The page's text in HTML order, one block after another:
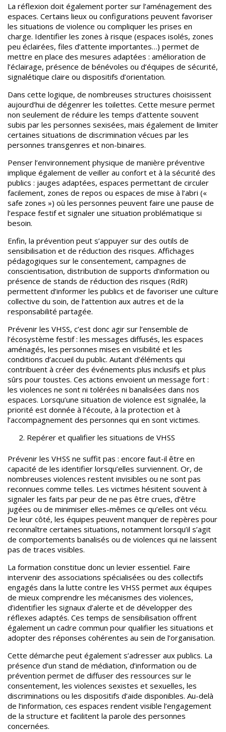
La réflexion doit également porter sur l’aménagement des
espaces. Certains lieux ou configurations peuvent favoriser
les situations de violence ou compliquer les prises en
charge. Identifier les zones à risque (espaces isolés, zones
peu éclairées, files d’attente importantes…) permet de
mettre en place des mesures adaptées : amélioration de
l’éclairage, présence de bénévoles ou d’équipes de sécurité,
signalétique claire ou dispositifs d’orientation.
Dans cette logique, de nombreuses structures choisissent
aujourd’hui de dégenrer les toilettes. Cette mesure permet
non seulement de réduire les temps d’attente souvent
subis par les personnes sexisées, mais également de limiter
certaines situations de discrimination vécues par les
personnes transgenres et non-binaires.
Penser l’environnement physique de manière préventive
implique également de veiller au confort et à la sécurité des
publics : jauges adaptées, espaces permettant de circuler
facilement, zones de repos ou espaces de mise à l’abri («
safe zones ») où les personnes peuvent faire une pause de
l’espace festif et signaler une situation problématique si
besoin.
Enfin, la prévention peut s’appuyer sur des outils de
sensibilisation et de réduction des risques. Affichages
pédagogiques sur le consentement, campagnes de
conscientisation, distribution de supports d’information ou
présence de stands de réduction des risques (RdR)
permettent d’informer les publics et de favoriser une culture
collective du soin, de l’attention aux autres et de la
responsabilité partagée.
Prévenir les VHSS, c’est donc agir sur l’ensemble de
l’écosystème festif : les messages diffusés, les espaces
aménagés, les personnes mises en visibilité et les
conditions d’accueil du public. Autant d’éléments qui
contribuent à créer des événements plus inclusifs et plus
sûrs pour toustes. Ces actions envoient un message fort :
les violences ne sont ni tolérées ni banalisées dans nos
espaces. Lorsqu’une situation de violence est signalée, la
priorité est donnée à l’écoute, à la protection et à
l’accompagnement des personnes qui en sont victimes.
Repérer et qualifier les situations de VHSS
Prévenir les VHSS ne suffit pas : encore faut-il être en
capacité de les identifier lorsqu’elles surviennent. Or, de
nombreuses violences restent invisibles ou ne sont pas
reconnues comme telles. Les victimes hésitent souvent à
signaler les faits par peur de ne pas être crues, d’être
jugées ou de minimiser elles-mêmes ce qu’elles ont vécu.
De leur côté, les équipes peuvent manquer de repères pour
reconnaître certaines situations, notamment lorsqu’il s’agit
de comportements banalisés ou de violences qui ne laissent
pas de traces visibles.
La formation constitue donc un levier essentiel. Faire
intervenir des associations spécialisées ou des collectifs
engagés dans la lutte contre les VHSS permet aux équipes
de mieux comprendre les mécanismes des violences,
d’identifier les signaux d’alerte et de développer des
réflexes adaptés. Ces temps de sensibilisation offrent
également un cadre commun pour qualifier les situations et
adopter des réponses cohérentes au sein de l’organisation.
Cette démarche peut également s’adresser aux publics. La
présence d’un stand de médiation, d’information ou de
prévention permet de diffuser des ressources sur le
consentement, les violences sexistes et sexuelles, les
discriminations ou les dispositifs d’aide disponibles. Au-delà
de l’information, ces espaces rendent visible l’engagement
de la structure et facilitent la parole des personnes
concernées.